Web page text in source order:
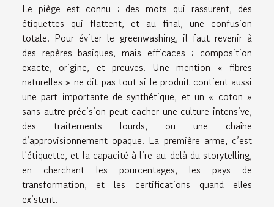
Le piège est connu : des mots qui rassurent, des
étiquettes qui flattent, et au final, une confusion
totale. Pour éviter le greenwashing, il faut revenir à
des repères basiques, mais efficaces : composition
exacte, origine, et preuves. Une mention « fibres
naturelles » ne dit pas tout si le produit contient aussi
une part importante de synthétique, et un « coton »
sans autre précision peut cacher une culture intensive,
des traitements lourds, ou une chaîne
d’approvisionnement opaque. La première arme, c’est
l’étiquette, et la capacité à lire au-delà du storytelling,
en cherchant les pourcentages, les pays de
transformation, et les certifications quand elles
existent.